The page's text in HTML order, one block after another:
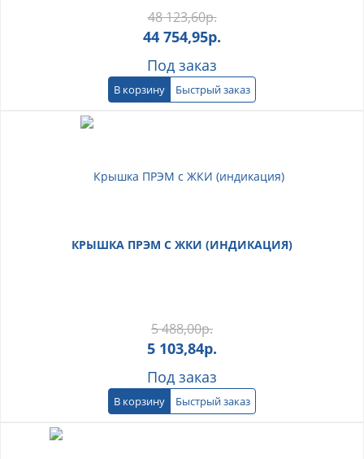
48 123,60р.
44 754,95р.
Под заказ
В корзину Быстрый заказ
КРЫШКА ПРЭМ С ЖКИ (ИНДИКАЦИЯ)
5 488,00р.
5 103,84р.
Под заказ
В корзину Быстрый заказ